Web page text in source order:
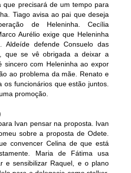
que precisará de um tempo para
Tiago avisa ao pai que deseja
de Heleninha. Cecília
Aurélio exige que Heleninha
Aldeíde defende Consuelo das
que se vê obrigada a deixar a
sincero com Heleninha ao expor
ao problema da mãe. Renato e
os funcionários que estão juntos.
promoção.
Ivan pensar na proposta. Ivan
sobre a proposta de Odete.
convencer Celina de que está
Maria de Fátima usa
e sensibilizar Raquel, e o plano